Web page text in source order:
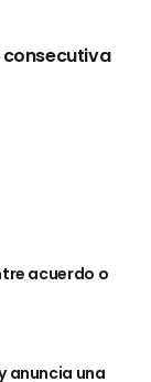
acuerdo o
anuncia una